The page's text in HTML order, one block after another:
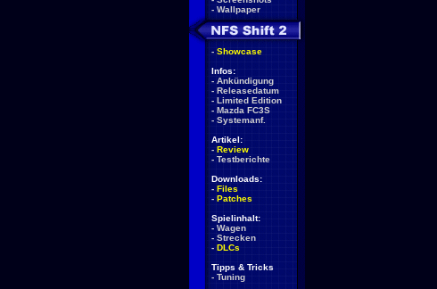
- Wallpaper
- Showcase
Infos:
- Ankündigung
- Releasedatum
- Limited Edition
- Mazda FC3S
- Systemanf.
Artikel:
- Review
- Testberichte
Downloads:
- Files
- Patches
Spielinhalt:
- Wagen
- Strecken
- DLCs
Tipps & Tricks
- Tuning